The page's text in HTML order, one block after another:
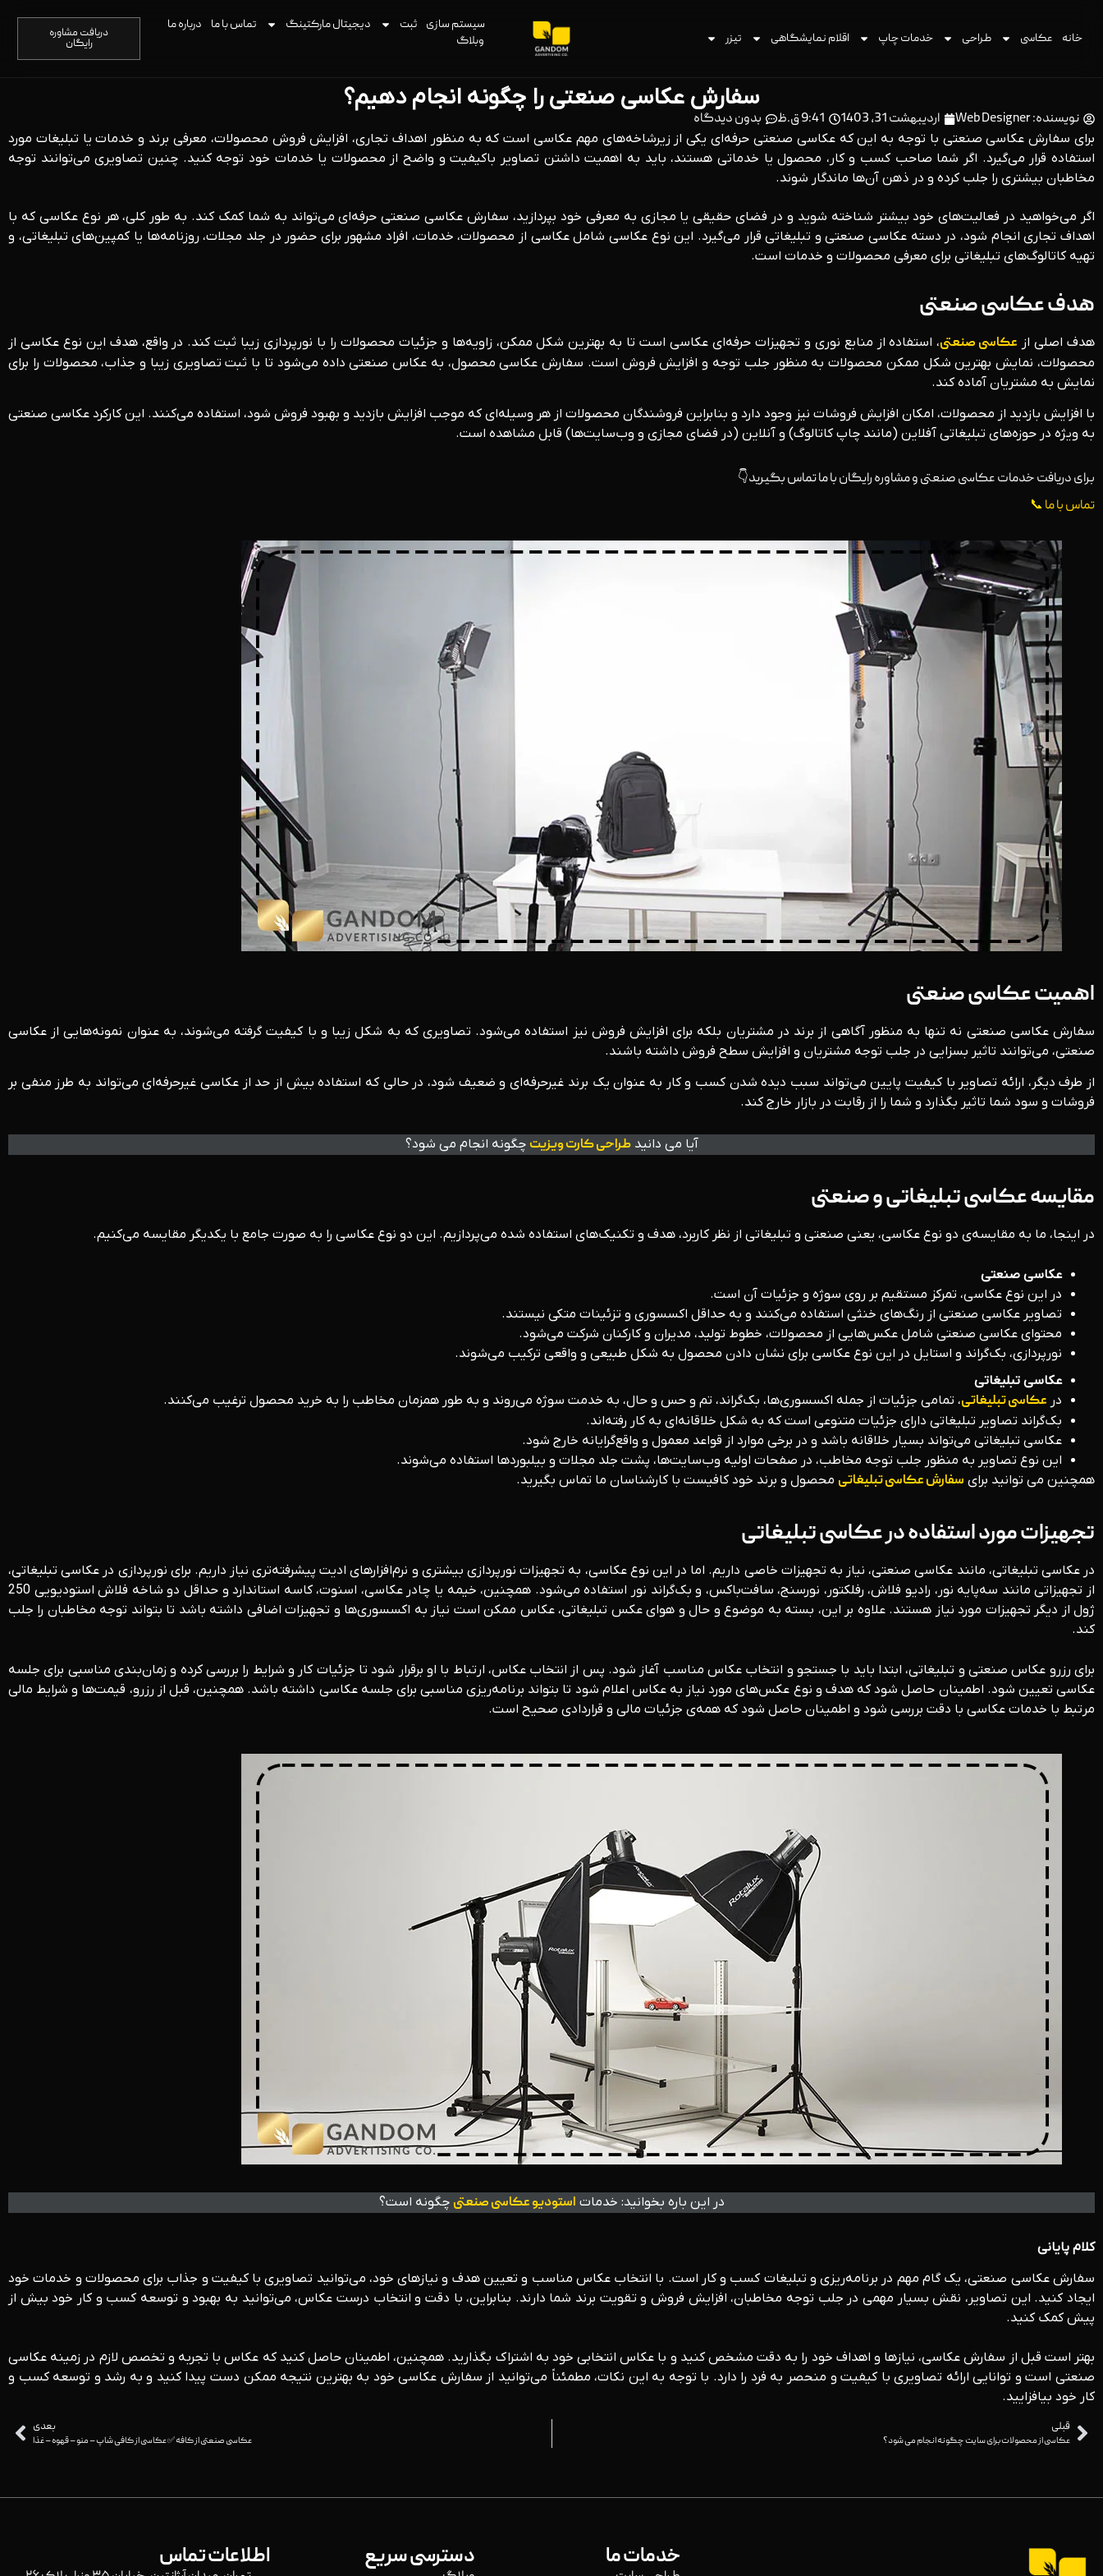
خانه عکاسی طراحی خدمات چاپ اقلام نمایشگاهی تیزر
سیستم سازی ثبت دیجیتال مارکتینگ تماس با ما
درباره ما
وبلاگ
دریافت مشاوره
رایگان
سفارش عکاسی صنعتی را چگونه انجام دهیم؟
نویسنده: اردیبهشت 31, 1403 9:41 ق.ظ بدون دیدگاه
برای سفارش عکاسی صنعتی با توجه به این که عکاسی صنعتی حرفه‌ای یکی از زیرشاخه‌های مهم عکاسی است که به منظور اهداف تجاری، افزایش فروش محصولات، معرفی برند و خدمات یا تبلیغات مورد
استفاده قرار می‌گیرد. اگر شما صاحب کسب و کار، محصول یا خدماتی هستند، باید به اهمیت داشتن تصاویر باکیفیت و واضح از محصولات یا خدمات خود توجه کنید. چنین تصاویری می‌توانند توجه
مخاطبان بیشتری را جلب کرده و در ذهن آن‌ها ماندگار شوند.
اگر می‌خواهید در فعالیت‌های خود بیشتر شناخته شوید و در فضای حقیقی یا مجازی به معرفی خود بپردازید، سفارش عکاسی صنعتی حرفه‌ای می‌تواند به شما کمک کند. به طور کلی، هر نوع عکاسی که با
اهداف تجاری انجام شود، در دسته عکاسی صنعتی و تبلیغاتی قرار می‌گیرد. این نوع عکاسی شامل عکاسی از محصولات، خدمات، افراد مشهور برای حضور در جلد مجلات، روزنامه‌ها یا کمپین‌های تبلیغاتی، و
تهیه کاتالوگ‌های تبلیغاتی برای معرفی محصولات و خدمات است.
هدف عکاسی صنعتی
هدف اصلی از عکاسی صنعتی، استفاده از منابع نوری و تجهیزات حرفه‌ای عکاسی است تا به بهترین شکل ممکن، زاویه‌ها و جزئیات محصولات را با نورپردازی زیبا ثبت کند. در واقع، هدف این نوع عکاسی از
محصولات، نمایش بهترین شکل ممکن محصولات به منظور جلب توجه و افزایش فروش است. سفارش عکاسی محصول، به عکاس صنعتی داده می‌شود تا با ثبت تصاویری زیبا و جذاب، محصولات را برای
نمایش به مشتریان آماده کند.
با افزایش بازدید از محصولات، امکان افزایش فروشات نیز وجود دارد و بنابراین فروشندگان محصولات از هر وسیله‌ای که موجب افزایش بازدید و بهبود فروش شود، استفاده می‌کنند. این کارکرد عکاسی صنعتی
به ویژه در حوزه‌های تبلیغاتی آفلاین (مانند چاپ کاتالوگ) و آنلاین (در فضای مجازی و وب‌سایت‌ها) قابل مشاهده است.
برای دریافت خدمات عکاسی صنعتی و مشاوره رایگان با ما تماس بگیرید👇
تماس با ما 📞
اهمیت عکاسی صنعتی
سفارش عکاسی صنعتی نه تنها به منظور آگاهی از برند در مشتریان بلکه برای افزایش فروش نیز استفاده می‌شود. تصاویری که به شکل زیبا و با کیفیت گرفته می‌شوند، به عنوان نمونه‌هایی از عکاسی
صنعتی، می‌توانند تاثیر بسزایی در جلب توجه مشتریان و افزایش سطح فروش داشته باشند.
از طرف دیگر، ارائه تصاویر با کیفیت پایین می‌تواند سبب دیده شدن کسب و کار به عنوان یک برند غیرحرفه‌ای و ضعیف شود، در حالی که استفاده بیش از حد از عکاسی غیرحرفه‌ای می‌تواند به طرز منفی بر
فروشات و سود شما تاثیر بگذارد و شما را از رقابت در بازار خارج کند.
آیا می دانیدطراحی کارت ویزیت چگونه انجام می شود؟
مقایسه عکاسی تبلیغاتی و صنعتی
در اینجا، ما به مقایسه‌ی دو نوع عکاسی، یعنی صنعتی و تبلیغاتی از نظر کاربرد، هدف و تکنیک‌های استفاده شده می‌پردازیم. این دو نوع عکاسی را به صورت جامع با یکدیگر مقایسه می‌کنیم.
عکاسی صنعتی
در این نوع عکاسی، تمرکز مستقیم بر روی سوژه و جزئیات آن است.
تصاویر عکاسی صنعتی از رنگ‌های خنثی استفاده می‌کنند و به حداقل اکسسوری و تزئینات متکی نیستند.
محتوای عکاسی صنعتی شامل عکس‌هایی از محصولات، خطوط تولید، مدیران و کارکنان شرکت می‌شود.
نورپردازی، بک‌گراند و استایل در این نوع عکاسی برای نشان دادن محصول به شکل طبیعی و واقعی ترکیب می‌شوند.
عکاسی تبلیغاتی
در عکاسی تبلیغاتی، تمامی جزئیات از جمله اکسسوری‌ها، بک‌گراند، تم و حس و حال، به خدمت سوژه می‌روند و به طور همزمان مخاطب را به خرید محصول ترغیب می‌کنند.
بک‌گراند تصاویر تبلیغاتی دارای جزئیات متنوعی است که به شکل خلاقانه‌ای به کار رفته‌اند.
عکاسی تبلیغاتی می‌تواند بسیار خلاقانه باشد و در برخی موارد از قواعد معمول و واقع‌گرایانه خارج شود.
این نوع تصاویر به منظور جلب توجه مخاطب، در صفحات اولیه وب‌سایت‌ها، پشت جلد مجلات و بیلبوردها استفاده می‌شوند.
همچنین می توانید برای سفارش عکاسی تبلیغاتی محصول و برند خود کافیست با کارشناسان ما تماس بگیرید.
تجهیزات مورد استفاده در عکاسی تبلیغاتی
در عکاسی تبلیغاتی، مانند عکاسی صنعتی، نیاز به تجهیزات خاصی داریم. اما در این نوع عکاسی، به تجهیزات نورپردازی بیشتری و نرم‌افزارهای ادیت پیشرفته‌تری نیاز داریم. برای نورپردازی در عکاسی تبلیغاتی،
از تجهیزاتی مانند سه‌پایه نور، رادیو فلاش، رفلکتور، نورسنج، سافت‌باکس، و بک‌گراند نور استفاده می‌شود. همچنین، خیمه یا چادر عکاسی، اسنوت، کاسه استاندارد و حداقل دو شاخه فلاش استودیویی 250
ژول از دیگر تجهیزات مورد نیاز هستند. علاوه بر این، بسته به موضوع و حال و هوای عکس تبلیغاتی، عکاس ممکن است نیاز به اکسسوری‌ها و تجهیزات اضافی داشته باشد تا بتواند توجه مخاطبان را جلب
کند.
برای رزرو عکاس صنعتی و تبلیغاتی، ابتدا باید با جستجو و انتخاب عکاس مناسب آغاز شود. پس از انتخاب عکاس، ارتباط با او برقرار شود تا جزئیات کار و شرایط را بررسی کرده و زمان‌بندی مناسبی برای جلسه
عکاسی تعیین شود. اطمینان حاصل شود که هدف و نوع عکس‌های مورد نیاز به عکاس اعلام شود تا بتواند برنامه‌ریزی مناسبی برای جلسه عکاسی داشته باشد. همچنین، قبل از رزرو، قیمت‌ها و شرایط مالی
مرتبط با خدمات عکاسی با دقت بررسی شود و اطمینان حاصل شود که همه‌ی جزئیات مالی و قراردادی صحیح است.
در این باره بخوانید: خدمات استودیو عکاسی صنعتی چگونه است؟
کلام پایانی
سفارش عکاسی صنعتی، یک گام مهم در برنامه‌ریزی و تبلیغات کسب و کار است. با انتخاب عکاس مناسب و تعیین هدف و نیازهای خود، می‌توانید تصاویری با کیفیت و جذاب برای محصولات و خدمات خود
ایجاد کنید. این تصاویر، نقش بسیار مهمی در جلب توجه مخاطبان، افزایش فروش و تقویت برند شما دارند. بنابراین، با دقت و انتخاب درست عکاس، می‌توانید به بهبود و توسعه کسب و کار خود بیش از
پیش کمک کنید.
بهتر است قبل از سفارش عکاسی، نیازها و اهداف خود را به دقت مشخص کنید و با عکاس انتخابی خود به اشتراک بگذارید. همچنین، اطمینان حاصل کنید که عکاس با تجربه و تخصص لازم در زمینه عکاسی
صنعتی است و توانایی ارائه تصاویری با کیفیت و منحصر به فرد را دارد. با توجه به این نکات، مطمئناً می‌توانید از سفارش عکاسی خود به بهترین نتیجه ممکن دست پیدا کنید و به رشد و توسعه کسب و
کار خود بیافزایید.
قبلی
عکاسی از محصولات برای سایت چگونه انجام می شود؟
بعدی
عکاسی صنعتی از کافه ✅ عکاسی از کافی شاپ – منو – قهوه – غذا
خدمات ما دسترسی سریع اطلاعات تماس